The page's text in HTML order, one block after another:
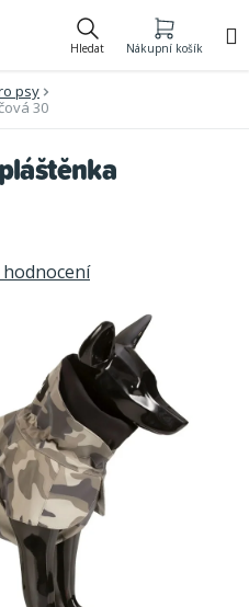
Hledat Nákupní košík
psy
30